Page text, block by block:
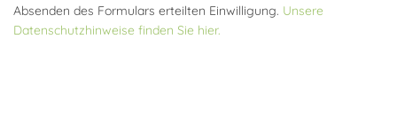
Absenden des Formulars erteilten Einwilligung. Unsere
Datenschutzhinweise finden Sie hier.